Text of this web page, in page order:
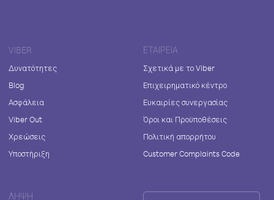
VIBER
Δυνατότητες
Blog
Ασφάλεια
Viber Out
Χρεώσεις
Υποστήριξη
ΕΤΑΙΡΕΊΑ
Σχετικά με το Viber
Επιχειρηματικό κέντρο
Ευκαιρίες συνεργασίας
Όροι και Προϋποθέσεις
Πολιτική απορρήτου
Customer Complaints Code
ΛΉΨΗ